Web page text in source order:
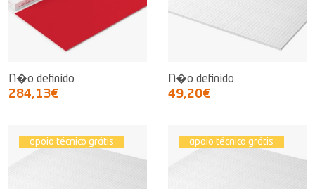
N�o definido
284,13€
N�o definido
49,20€
apoio técnico grátis apoio técnico grátis